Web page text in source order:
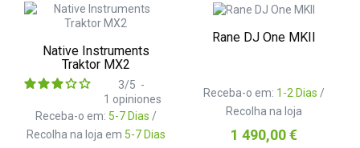
Native Instruments
Traktor MX2
Receba-o em: 5-7 Dias /
Recolha na loja em 5-7 Dias
3/5 -
1 opiniones
Rane DJ One MKII
Receba-o em: 1-2 Dias /
Recolha na loja
Preço
1 490,00 €